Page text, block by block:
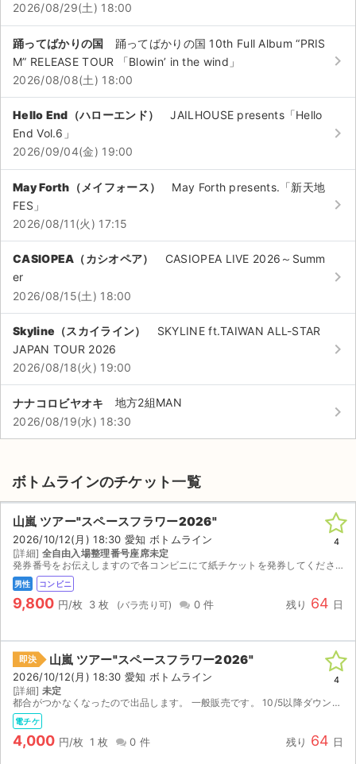
サイト情報
チケットジャム運営会社
チケットジャム利用規約
プライバシーポリシー
特定商取引法に基づく表記
公演登録依頼
不正転売禁止法について
チケットジャムの取り組み
音楽情報
2026/08/29(土) 18:00
踊ってばかりの国
踊ってばかりの国 10th Full Album “PRIS
M” RELEASE TOUR 「Blowin’ in the wind」
2026/08/08(土) 18:00
keyboard_arrow_right
Hello End（ハローエンド）
JAILHOUSE presents「Hello
End Vol.6」
2026/09/04(金) 19:00
keyboard_arrow_right
May Forth（メイフォース）
May Forth presents.「新天地
FES」
2026/08/11(火) 17:15
keyboard_arrow_right
CASIOPEA（カシオペア）
CASIOPEA LIVE 2026～Summ
er
2026/08/15(土) 18:00
keyboard_arrow_right
Skyline（スカイライン）
SKYLINE ft.TAIWAN ALL-STAR
JAPAN TOUR 2026
2026/08/18(火) 19:00
keyboard_arrow_right
ナナコロビヤオキ
地方2組MAN
2026/08/19(水) 18:30
keyboard_arrow_right
ボトムラインのチケット一覧
山嵐 ツアー"スペースフラワー2026"
2026/10/12(月) 18:30 愛知 ボトムライン
[詳細] 全自由入場整理番号座席未定
発券番号をお伝えしますので各コンビニにて紙チケットを発券してください。お座席は紙チケットを発券してみないと分かりませんのでご検討宜しくお願い致します。
男性 コンビニ
9,800 円/枚 3 枚 0 件 残り 64 日
4
即決 山嵐 ツアー"スペースフラワー2026"
2026/10/12(月) 18:30 愛知 ボトムライン
[詳細] 未定
都合がつかなくなったので出品します。 一般販売です。 10/5以降ダウンロードURLをお伝えします。
電チケ
4,000 円/枚 1 枚 0 件 残り 64 日
4